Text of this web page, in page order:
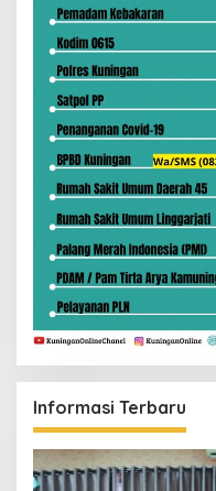
Informasi Terbaru